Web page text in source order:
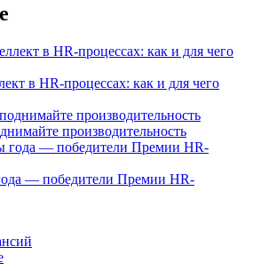
в HR-процессах: как и для чего
производительность
— победители Премии HR-